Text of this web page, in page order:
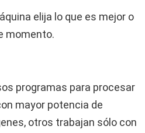
elija lo que es mejor o
momento.
programas para procesar
mayor potencia de
otros trabajan sólo con